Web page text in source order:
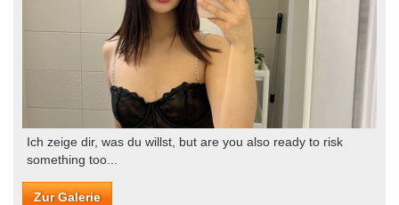
Ich zeige dir, was du willst, but are you also ready to risk
something too...
Zur Galerie